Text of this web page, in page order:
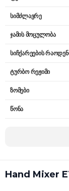
სიმძლავრე
ჯამის მოცულობა
სიჩქარეების
ტურბო რეჟიმი
ზომები
წონა
Hand Mixer